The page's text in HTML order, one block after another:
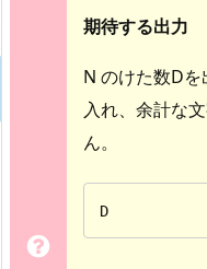
期待する出力
N のけた数D
入れ、余計な
ん。
D